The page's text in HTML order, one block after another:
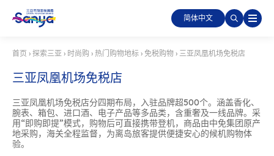
简体中文
首页 › 探索三亚 › 时尚购 › 热门购物地标 › 免税购物 › 三亚凤凰机场免税店
三亚凤凰机场免税店
三亚凤凰机场免税店分四期布局，入驻品牌超500个。涵盖香化、
腕表、箱包、进口酒、电子产品等多品类，含重奢及一线品牌。采
用“即购即提”模式，购物后可直接携带登机，商品由中免集团原产
地采购，海关全程监督，为离岛旅客提供便捷安心的候机购物体
验。